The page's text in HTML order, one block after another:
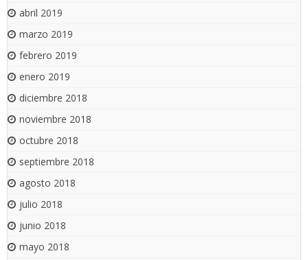
abril 2019
marzo 2019
febrero 2019
enero 2019
diciembre 2018
noviembre 2018
octubre 2018
septiembre 2018
agosto 2018
julio 2018
junio 2018
mayo 2018